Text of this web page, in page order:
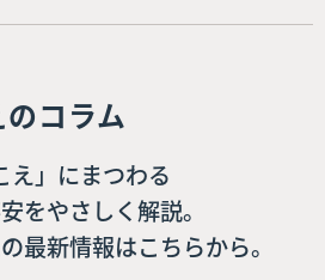
コラム
え」にまつわる
をやさしく解説。
最新情報はこちらから。